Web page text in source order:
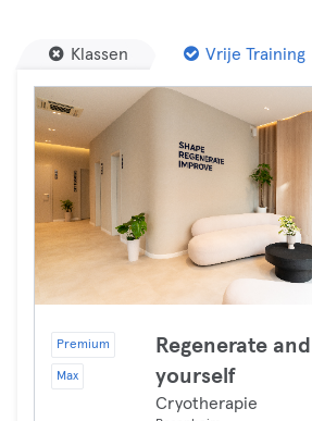
Klassen Vrije Training
Premium
Max
Regenerate
yourself
Cryotherapie